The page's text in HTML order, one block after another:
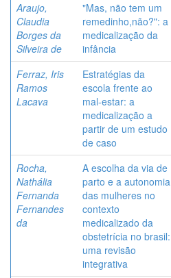
Araujo,
Claudia
Borges da
Silveira de
"Mas, não tem um
remedinho,não?": a
medicalização da
infância
Ferraz, Iris
Ramos
Lacava
Estratégias da
escola frente ao
mal-estar: a
medicalização a
partir de um estudo
de caso
Rocha,
Nathália
Fernanda
Fernandes
da
A escolha da via de
parto e a autonomia
das mulheres no
contexto
medicalizado da
obstetrícia no brasil:
uma revisão
integrativa